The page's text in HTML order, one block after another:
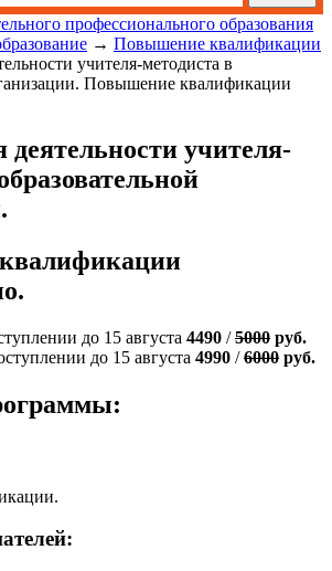
профессионального образования
→ Повышение квалификации
учителя-методиста в
Повышение квалификации
деятельности учителя-
до 15 августа 4490 /5000 руб.
до 15 августа 4990 /6000 руб.